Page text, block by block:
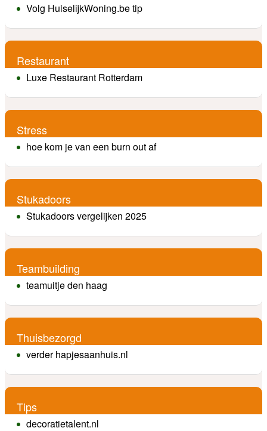
Volg HuiselijkWoning.be tip
Restaurant
Luxe Restaurant Rotterdam
Stress
hoe kom je van een burn out af
Stukadoors
Stukadoors vergelijken 2025
Teambuilding
teamuitje den haag
Thuisbezorgd
verder hapjesaanhuis.nl
Tips
decoratietalent.nl